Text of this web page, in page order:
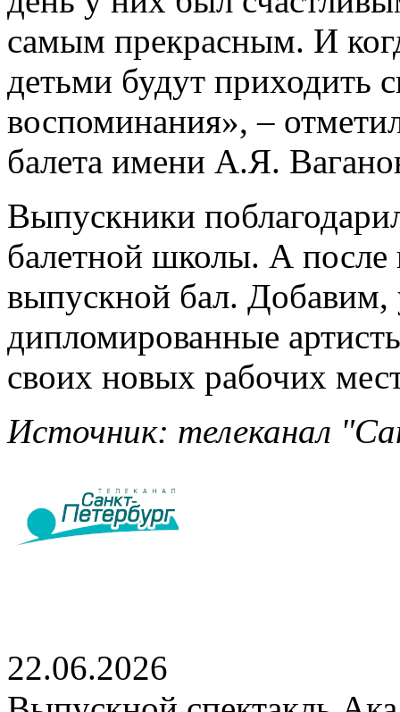
самым прекрасным. И
детьми будут приходить
воспоминания», –
балета имени А.Я.
Выпускники
балетной школы. А после
выпускной бал.
дипломированные
своих новых рабочих
Источник: телеканал
22.06.2026